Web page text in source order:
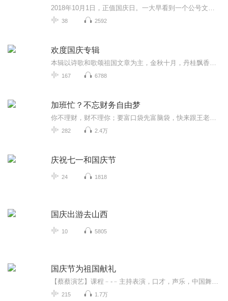
38 2592
欢度国庆专辑
167 6788
加班忙？不忘财务自由梦
282 2.4万
庆祝七一和国庆节
24 1818
国庆出游去山西
10 5805
国庆节为祖国献礼
215 1.7万